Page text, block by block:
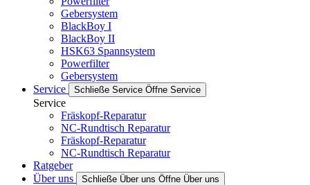
Gebersystem
BlackBoy I
BlackBoy II
HSK63 Spannsystem
Powerfilter
Gebersystem
Service
Schließe Service Öffne Service
Service
Fräskopf-Reparatur
NC-Rundtisch Reparatur
Fräskopf-Reparatur
NC-Rundtisch Reparatur
Ratgeber
Über uns
Schließe Über uns Öffne Über uns